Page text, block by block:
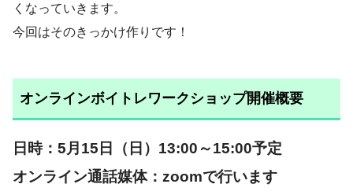
くなっていきます。
今回はそのきっかけ作りです！
オンラインボイトレワークショップ開催概要
日時：5月15日（日）13:00～15:00予定
オンライン通話媒体：zoomで行います